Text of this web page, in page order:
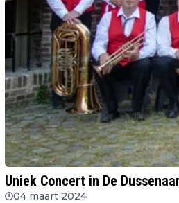
Uniek Concert in De
04 maart 2024